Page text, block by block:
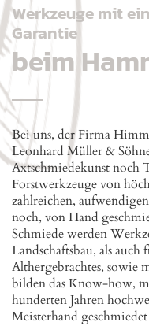
Werkzeuge mit
Garantie
beim
Bei uns, der Firma
Leonhard Müller &
Axtschmiedekunst noch
Forstwerkzeuge von
zahlreichen,
noch, von Hand
Schmiede werden
Landschaftsbau, als
Althergebrachtes, sowie
bilden das Know-how,
hunderten Jahren
Meisterhand